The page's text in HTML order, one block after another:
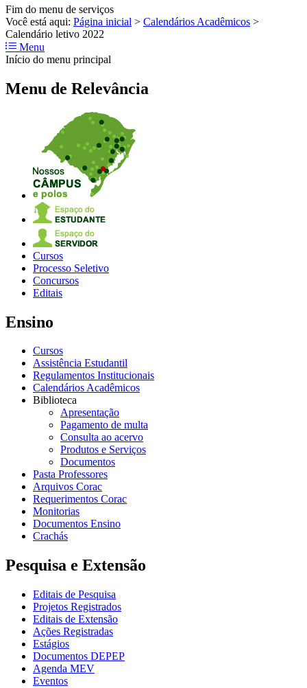
Fim do menu de serviços
Você está aqui: Página inicial > Calendários Acadêmicos >
Calendário letivo 2022
Menu
Início do menu principal
Menu de Relevância
Cursos
Processo Seletivo
Concursos
Editais
Ensino
Cursos
Assistência Estudantil
Regulamentos Institucionais
Calendários Acadêmicos
Biblioteca
Apresentação
Pagamento de multa
Consulta ao acervo
Produtos e Serviços
Documentos
Pasta Professores
Arquivos Corac
Requerimentos Corac
Monitorias
Documentos Ensino
Crachás
Pesquisa e Extensão
Editais de Pesquisa
Projetos Registrados
Editais de Extensão
Ações Registradas
Estágios
Documentos DEPEP
Agenda MEV
Eventos